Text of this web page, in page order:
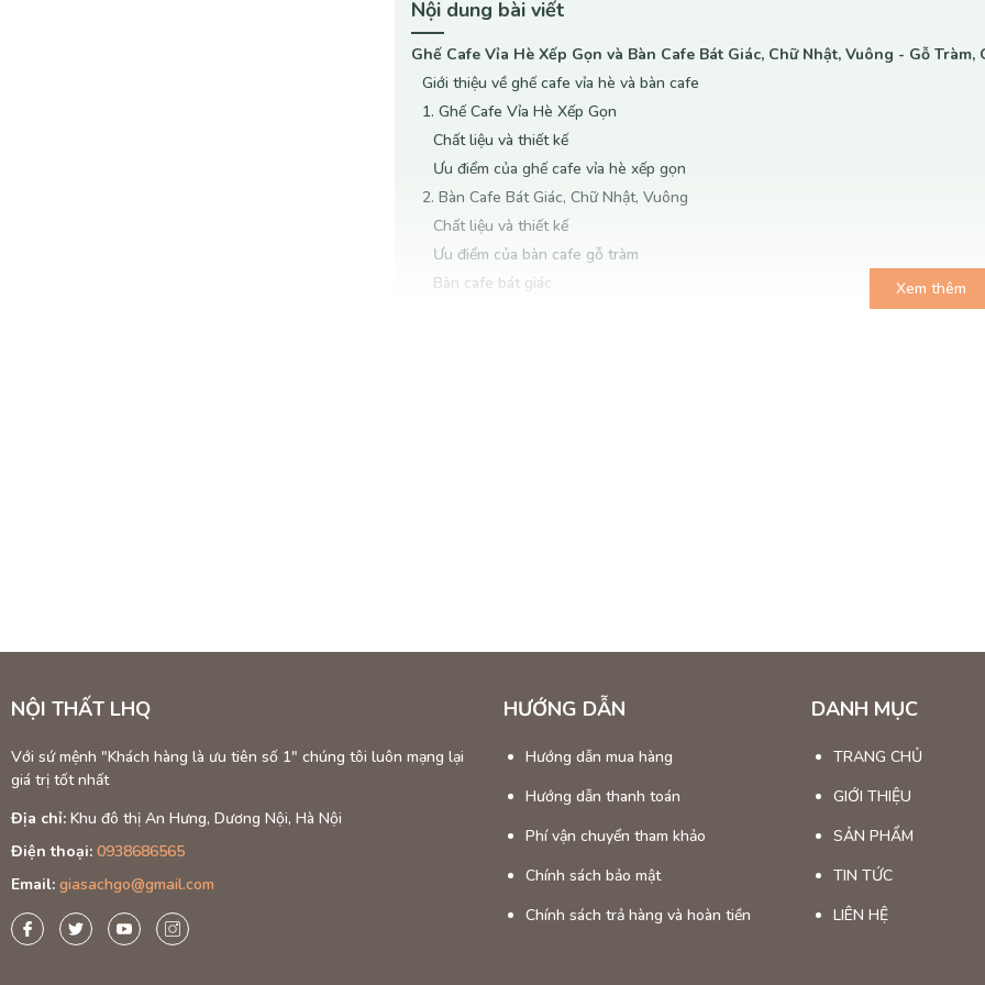
Nội dung bài viết
Ghế Cafe Vỉa Hè Xếp Gọn và Bàn Cafe Bát Giác, Chữ Nhật, Vuông - Gỗ Tràm,
Giới thiệu về ghế cafe vỉa hè và bàn cafe
1. Ghế Cafe Vỉa Hè Xếp Gọn
Chất liệu và thiết kế
Ưu điểm của ghế cafe vỉa hè xếp gọn
2. Bàn Cafe Bát Giác, Chữ Nhật, Vuông
Chất liệu và thiết kế
Ưu điểm của bàn cafe gỗ tràm
Bàn cafe bát giác
Xem thêm
NỘI THẤT LHQ
Với sứ mệnh "Khách hàng là ưu tiên số 1" chúng tôi luôn mạng lại
giá trị tốt nhất
Địa chỉ: Khu đô thị An Hưng, Dương Nội, Hà Nội
Điện thoại: 0938686565
Email: giasachgo@gmail.com
HƯỚNG DẪN
Hướng dẫn mua hàng
Hướng dẫn thanh toán
Phí vận chuyển tham khảo
Chính sách bảo mật
Chính sách trả hàng và hoàn tiền
DANH MỤC
TRANG CHỦ
GIỚI THIỆU
SẢN PHẨM
TIN TỨC
LIÊN HỆ